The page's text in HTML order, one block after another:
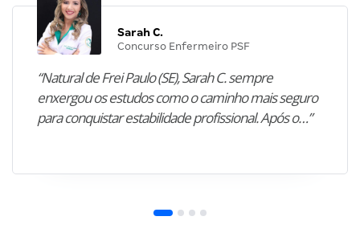
Sarah C.
Concurso Enfermeiro PSF
“Natural de Frei Paulo (SE), Sarah C. sempre
enxergou os estudos como o caminho mais seguro
para conquistar estabilidade profissional. Após o…”